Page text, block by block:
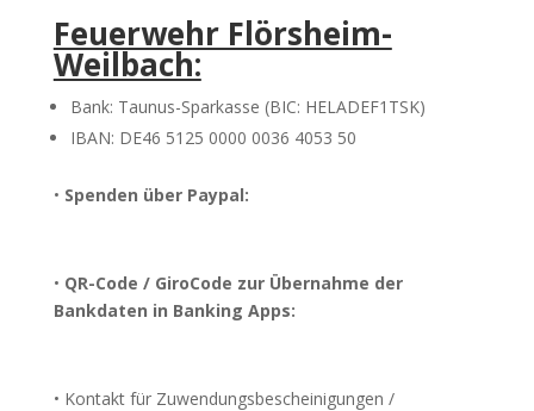
Feuerwehr Flörsheim-
Weilbach:
Bank: Taunus-Sparkasse (BIC: HELADEF1TSK)
IBAN: DE46 5125 0000 0036 4053 50
• Spenden über Paypal:
• QR-Code / GiroCode zur Übernahme der
Bankdaten in Banking Apps:
• Kontakt für Zuwendungsbescheinigungen /